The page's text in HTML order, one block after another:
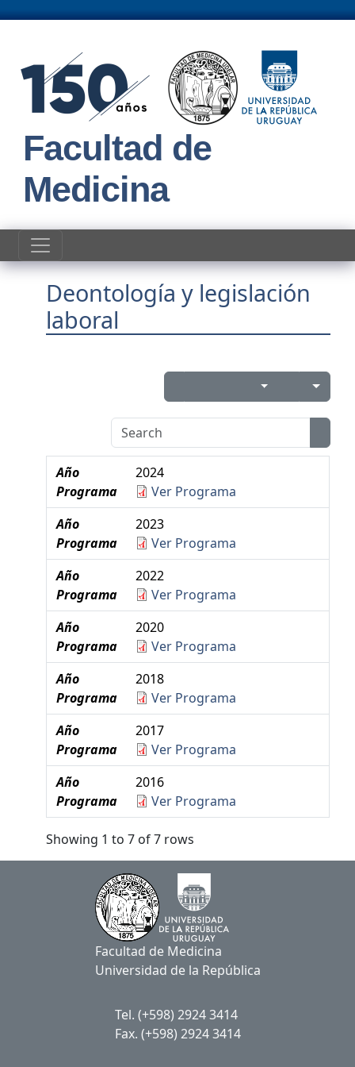
Facultad de
Medicina
Deontología y legislación
laboral
Año
2024
Programa
Ver Programa
Año
2023
Programa
Ver Programa
Año
2022
Programa
Ver Programa
Año
2020
Programa
Ver Programa
Año
2018
Programa
Ver Programa
Año
2017
Programa
Ver Programa
Año
2016
Programa
Ver Programa
Showing 1 to 7 of 7 rows
Facultad de Medicina
Universidad de la República
Tel. (+598) 2924 3414
Fax. (+598) 2924 3414